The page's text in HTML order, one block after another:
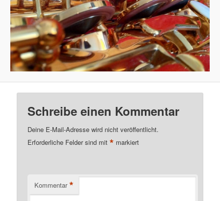
Schreibe einen Kommentar
Deine E-Mail-Adresse wird nicht veröffentlicht.
Erforderliche Felder sind mit* markiert
Kommentar *